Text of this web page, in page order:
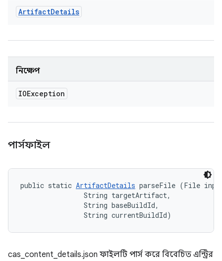
ArtifactDetails
নিক্ষেপ
IOException
পার্সফাইল
public static ArtifactDetails parseFile (File
                String targetArtifact,
                String baseBuildId,
                String currentBuildId)
cas_content_details.json ফাইলটি পার্স করে বিবেচিত এন্ট্রির